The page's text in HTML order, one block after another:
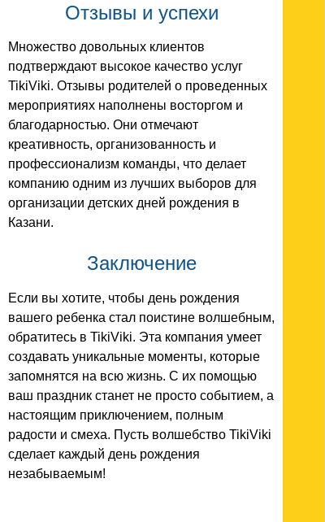
Отзывы и успехи
Множество довольных клиентов
подтверждают высокое качество услуг
TikiViki. Отзывы родителей о проведенных
мероприятиях наполнены восторгом и
благодарностью. Они отмечают
креативность, организованность и
профессионализм команды, что делает
компанию одним из лучших выборов для
организации детских дней рождения в
Казани.
Заключение
Если вы хотите, чтобы день рождения
вашего ребенка стал поистине волшебным,
обратитесь в TikiViki. Эта компания умеет
создавать уникальные моменты, которые
запомнятся на всю жизнь. С их помощью
ваш праздник станет не просто событием, а
настоящим приключением, полным
радости и смеха. Пусть волшебство TikiViki
сделает каждый день рождения
незабываемым!